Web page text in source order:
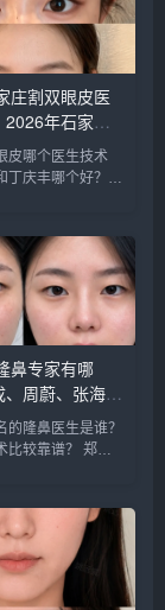
庄割双眼皮医
2026年石家庄
约排行榜前十
皮哪个医生技术
丁庆丰哪个好？
、张洁、王亚斌、
辉、李海霞等，哪
好呢？我们一起来
鼻专家有哪
、周蔚、张海
张鹏、李冰谁
？
的隆鼻医生是谁？
比较靠谱？ 郑州
生和张医生咨询和
，技术也更靠谱
添加微信号：